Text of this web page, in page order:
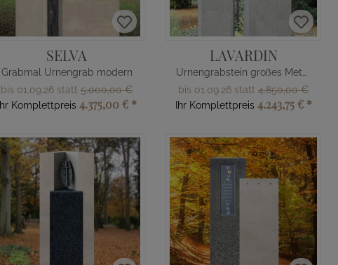
SELVA
Grabmal Urnengrab modern
bis 01.09.26 statt 5.000,00 €
Ihr Komplettpreis 4.375,00 € *
LAVARDIN
Urnengrabstein großes Metallkreuz
bis 01.09.26 statt 4.850,00 €
Ihr Komplettpreis 4.243,75 € *